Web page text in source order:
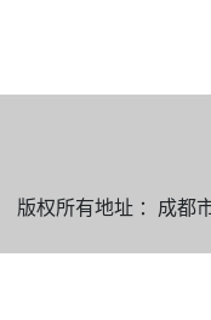
版权所有地址 ：成都